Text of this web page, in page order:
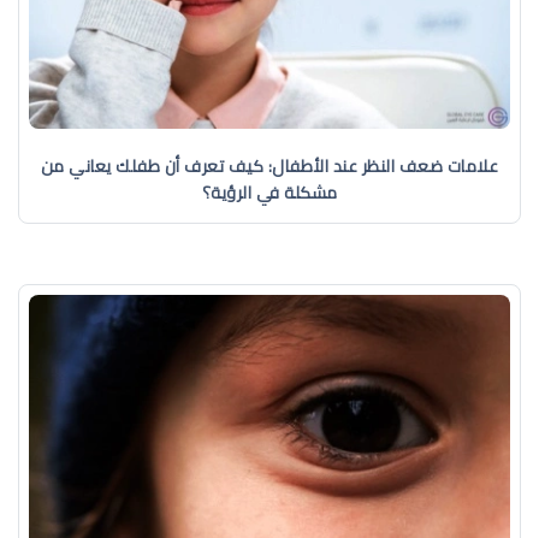
علامات ضعف النظر عند الأطفال: كيف تعرف أن طفلك يعاني من
مشكلة في الرؤية؟